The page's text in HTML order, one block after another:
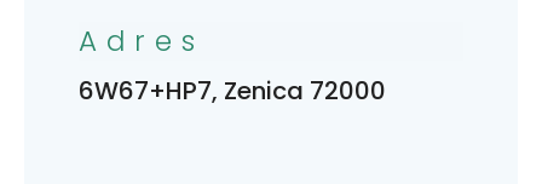
Adres
6W67+HP7, Zenica 72000